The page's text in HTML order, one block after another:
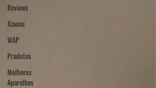
Reviews
Xiaomi
WAP
Produtos
Melhores
Aparelhos